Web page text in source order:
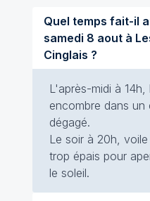
Quel temps fait-il
samedi 8 aout à Les Moutiers-en-
Cinglais ?
L'après-midi à 14h,
encombre dans un
dégagé.
Le soir à 20h,
trop épais pour
le soleil.